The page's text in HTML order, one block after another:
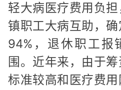
轻大病医疗费用负
镇职工大病互助，
94%，退休职工报
围。近年来，由于
标准较高和医疗费用